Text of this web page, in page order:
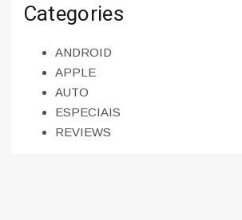
Categories
ANDROID
APPLE
AUTO
ESPECIAIS
REVIEWS